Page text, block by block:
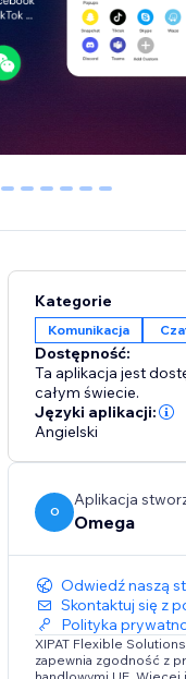
1 2 3 4 5 6
Kategorie
Komunikacja
Dostępność:
Ta aplikacja jest
całym świecie.
Języki aplikacji:
Angielski
O
Aplikacja
Omega
Odwiedź naszą
Skontaktuj się z
Polityka
XIPAT Flexible
zapewnia zgodność z